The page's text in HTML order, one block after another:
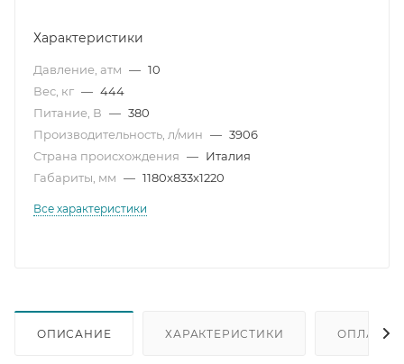
Характеристики
Давление, атм — 10
Вес, кг — 444
Питание, В — 380
Производительность, л/мин — 3906
Страна происхождения — Италия
Габариты, мм — 1180x833x1220
Все характеристики
ОПИСАНИЕ ХАРАКТЕРИСТИКИ ОПЛАТА